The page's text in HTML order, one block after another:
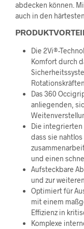
abdecken können.
auch in den
Die 2Vi®-
Komfort durch
Das 360
anliegenden,
Die integrierten
dass sie
und einen
Aufsteckbare
und zur
Optimiert für
mit einem
Effizienz in
Komplexe